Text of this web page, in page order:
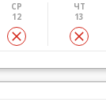
СР
12
ЧТ
13